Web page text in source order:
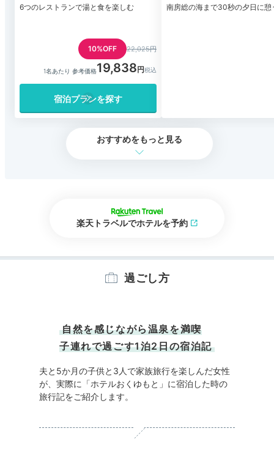
6つのレストランで湯と食を楽しむ
10%OFF 22,025円
1名あたり 参考価格19,838
宿泊プランを探す
南房総の海まで30秒の夕日に憩
おすすめをもっと見る
楽天トラベルでホテルを予約
過ごし方
自然を感じながら温泉を満喫
子連れで過ごす1泊2日の宿泊記
夫と5か月の子供と3人で家族旅行を楽しんだ女性
が、実際に「ホテルおくゆもと」に宿泊した時の
旅行記をご紹介します。